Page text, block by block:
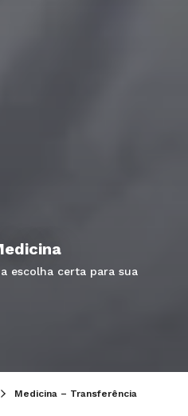
escolha certa para sua
Medicina – Transferência